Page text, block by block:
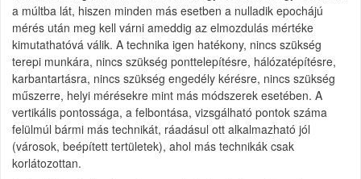
a múltba lát, hiszen minden más esetben a nulladik epochájú
mérés után meg kell várni ameddig az elmozdulás mértéke
kimutathatóvá válik. A technika igen hatékony, nincs szükség
terepi munkára, nincs szükség ponttelepítésre, hálózatépítésre,
karbantartásra, nincs szükség engedély kérésre, nincs szükség
műszerre, helyi mérésekre mint más módszerek esetében. A
vertikális pontossága, a felbontása, vizsgálható pontok száma
felülmúl bármi más technikát, ráadásul ott alkalmazható jól
(városok, beépített tertületek), ahol más technikák csak
korlátozottan.